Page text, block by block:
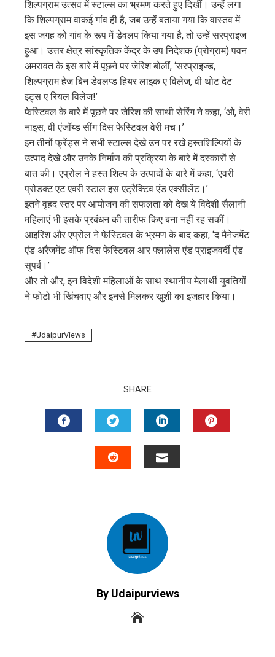
शिल्पग्राम उत्सव में स्टाल्स का भ्रमण करते हुए दिखीं। उन्हें लगा
कि शिल्पग्राम वाकई गांव ही है, जब उन्हें बताया गया कि वास्तव में
इस जगह को गांव के रूप में डेवलप किया गया है, तो उन्हें सरप्राइज
हुआ। उत्तर क्षेत्र सांस्कृतिक केंद्र के उप निदेशक (प्रोग्राम) पवन
अमरावत के इस बारे में पूछने पर जेरिश बोलीं, ‘सरप्राइज्ड,
शिल्पग्राम हेज बिन डेवलप्ड हियर लाइक ए विलेज, वी थोट देट
इट्स ए रियल विलेज!’
फेस्टिवल के बारे में पूछने पर जेरिश की साथी सेरिंग ने कहा, ‘ओ, वेरी
नाइस, वी एंजॉय्ड सींग दिस फेस्टिवल वेरी मच।’
इन तीनों फ्रेंड्स ने सभी स्टाल्स देखे उन पर रखे हस्तशिल्पियों के
उत्पाद देखे और उनके निर्माण की प्रक्रिया के बारे में दस्कारों से
बात की। एप्रोल ने हस्त शिल्प के उत्पादों के बारे में कहा, ‘एवरी
प्रोडक्ट एट एवरी स्टाल इस एट्रैक्टिव एंड एक्सीलेंट।’
इतने वृहद स्तर पर आयोजन की सफलता को देख ये विदेशी सैलानी
महिलाएं भी इसके प्रबंधन की तारीफ किए बना नहीं रह सकीं।
आइरिश और एप्रोल ने फेस्टिवल के भ्रमण के बाद कहा, ‘द मैनेजमेंट
एंड अरैंजमेंट ऑफ दिस फेस्टिवल आर फ्लालेस एंड प्राइजवर्दी एंड
सुपर्ब।’
और तो और, इन विदेशी महिलाओं के साथ स्थानीय मेलार्थी युवतियों
ने फोटो भी खिंचवाए और इनसे मिलकर खुशी का इजहार किया।
UdaipurViews
SHARE
FACEBOOKTWITTERLINKEDIN
By Udaipurviews